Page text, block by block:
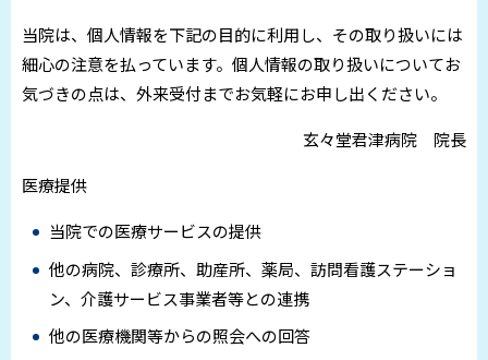
当院は、個人情報を下記の目的に利用し、その取り扱いには
細心の注意を払っています。個人情報の取り扱いについてお
気づきの点は、外来受付までお気軽にお申し出ください。
玄々堂君津病院 院長
医療提供
当院での医療サービスの提供
他の病院、診療所、助産所、薬局、訪問看護ステーショ
ン、介護サービス事業者等との連携
他の医療機関等からの照会への回答